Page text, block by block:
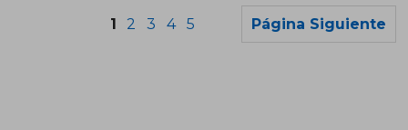
1 2 3 4 5 Página Siguiente